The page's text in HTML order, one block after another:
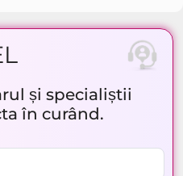
și specialiștii
în curând.